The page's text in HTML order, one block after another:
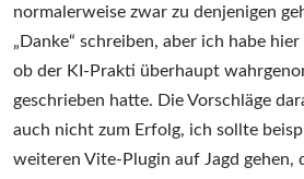
normalerweise zwar zu denjenigen
„Danke“ schreiben, aber ich habe
ob der KI-Prakti überhaupt
geschrieben hatte. Die Vorschläge
auch nicht zum Erfolg, ich sollte
weiteren Vite-Plugin auf Jagd gehen,